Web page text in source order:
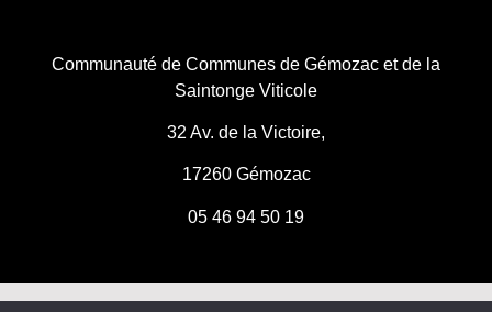
Communauté de Communes de Gémozac etde la
Saintonge Viticole
32 Av. de la Victoire,
17260 Gémozac
05 46 94 50 19